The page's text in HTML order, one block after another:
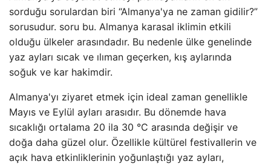
sorduğu sorulardan biri “Almanya'ya ne zaman gidilir?”
sorusudur. soru bu. Almanya karasal iklimin etkili
olduğu ülkeler arasındadır. Bu nedenle ülke genelinde
yaz ayları sıcak ve ılıman geçerken, kış aylarında
soğuk ve kar hakimdir.
Almanya'yı ziyaret etmek için ideal zaman genellikle
Mayıs ve Eylül ayları arasıdır. Bu dönemde hava
sıcaklığı ortalama 20 ila 30 °C arasında değişir ve
doğa daha güzel olur. Özellikle kültürel festivallerin ve
açık hava etkinliklerinin yoğunlaştığı yaz ayları,